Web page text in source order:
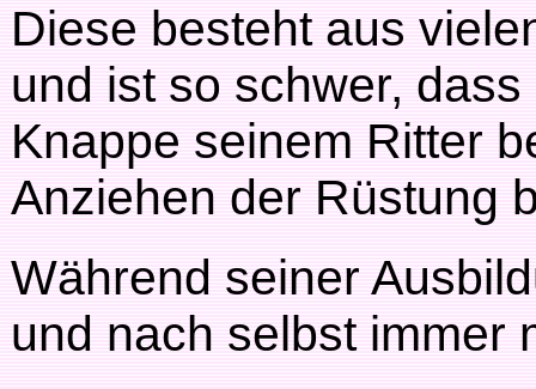
Diese besteht aus
und ist so schwer, dass
Knappe seinem Ritter
Anziehen der Rüstung
Während seiner
und nach selbst immer